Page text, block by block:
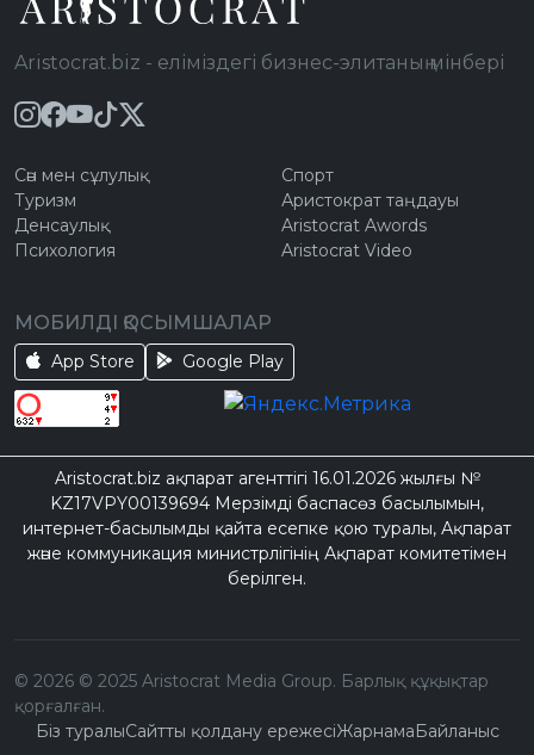
Aristocrat.biz - еліміздегі бизнес-элитаның мінбері
Сән мен сұлулық
Туризм
Денсаулық
Психология
Спорт
Аристократ таңдауы
Aristocrat Awords
Aristocrat Video
МОБИЛДІ ҚОСЫМШАЛАР
App Store Google Play
Aristocrat.biz ақпарат агенттігі 16.01.2026 жылғы №
KZ17VPY00139694 Мерзімді баспасөз басылымын,
интернет-басылымды қайта есепке қою туралы, Ақпарат
және коммуникация министрлігінің Ақпарат комитетімен
берілген.
© 2026 © 2025 Aristocrat Media Group. Барлық құқықтар
қорғалған.
Біз туралыСайтты қолдану ережесіЖарнамаБайланыс